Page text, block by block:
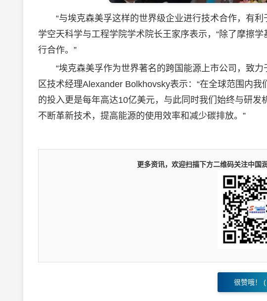
“与埃克森美孚这样的世界级企业进行技术合作，有利
学空天科学与工程学院学术院长王家序表示，“除了摩擦
行合作。”
“埃克森美孚作为世界著名的跨国能源上市公司，致力
区技术经理Alexander Bolkhovsky表示：“在全球范围内
的投入更是每年高达10亿美元，与此同时我们始终与研发
不断革新技术，提高能源的使用效率和减少碳排放。”
更多资讯，欢迎扫描下方二维码关注中国
很赞哦！ (